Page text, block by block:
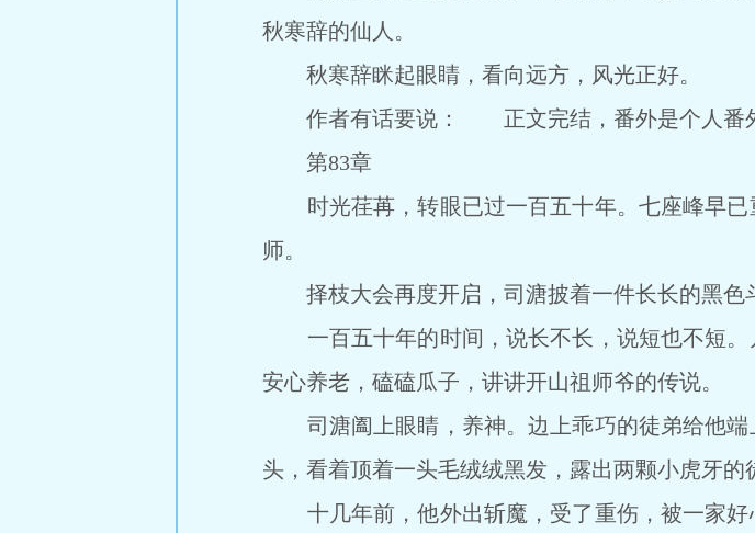
秋寒辞的仙人。
秋寒辞眯起眼睛，看向远方，风光正好。
作者有话要说： 正文完结，番外是个人番外
第83章
时光荏苒，转眼已过一百五十年。七座峰早已
师。
择枝大会再度开启，司溏披着一件长长的黑色
一百五十年的时间，说长不长，说短也不短。
安心养老，磕磕瓜子，讲讲开山祖师爷的传说。
司溏阖上眼睛，养神。边上乖巧的徒弟给他端
头，看着顶着一头毛绒绒黑发，露出两颗小虎牙的
十几年前，他外出斩魔，受了重伤，被一家好